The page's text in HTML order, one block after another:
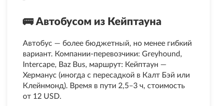
🚌 Автобусом из Кейптауна
Автобус — более бюджетный, но менее гибкий
вариант. Компании-перевозчики: Greyhound,
Intercape, Baz Bus, маршрут: Кейптаун —
Херманус (иногда с пересадкой в Калт Бэй или
Клейнмонд). Время в пути 2,5–3 ч, стоимость
от 12 USD.